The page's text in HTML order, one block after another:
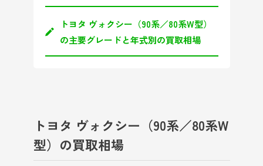
トヨタ ヴォクシー（90系／80系W型）
の主要グレードと年式別の買取相場
トヨタ ヴォクシー（90系／80系W
型）の買取相場